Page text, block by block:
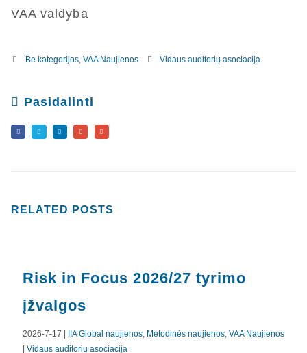
VAA valdyba
Be kategorijos, VAA Naujienos Vidaus auditorių asociacija
Pasidalinti
RELATED POSTS
Risk in Focus 2026/27 tyrimo
įžvalgos
2026-7-17 | IIA Global naujienos Metodinės naujienos VAA Naujienos
Vidaus auditorių asociacija